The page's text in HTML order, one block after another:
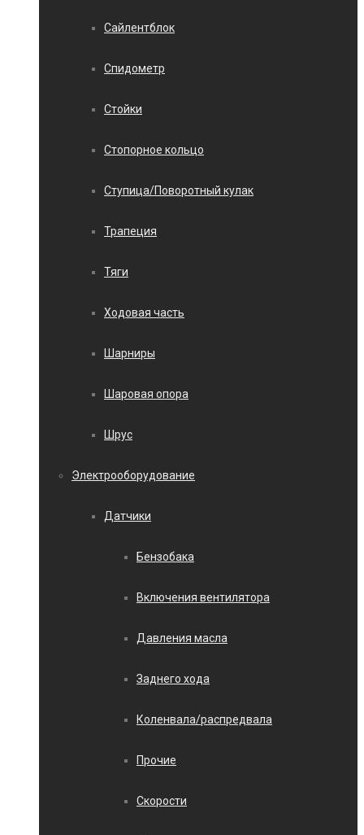
Сайлентблок
Спидометр
Стойки
Стопорное кольцо
Ступица/Поворотный кулак
Трапеция
Тяги
Ходовая часть
Шарниры
Шаровая опора
Шрус
Электрооборудование
Датчики
Бензобака
Включения вентилятора
Давления масла
Заднего хода
Коленвала/распредвала
Прочие
Скорости